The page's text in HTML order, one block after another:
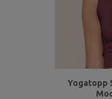
Yogatopp